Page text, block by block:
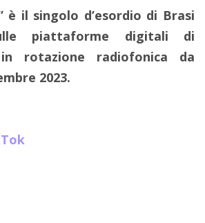
è il singolo d’esordio di Brasi
piattaforme digitali di
rotazione radiofonica da
2023.